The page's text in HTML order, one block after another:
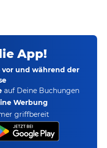
App!
vor und während der
auf Deine Buchungen
Werbung
griffbereit